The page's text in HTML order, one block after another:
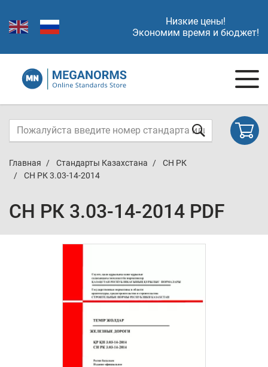
Низкие цены!
Экономим время и бюджет!
Главная Стандарты Казахстана
СН РК
СН РК 3.03-14-2014
СН РК 3.03-14-2014 PDF